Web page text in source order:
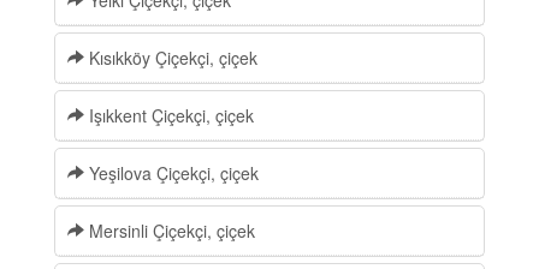
Kısıkköy Çiçekçi, çiçek
Işıkkent Çiçekçi, çiçek
Yeşilova Çiçekçi, çiçek
Mersinli Çiçekçi, çiçek